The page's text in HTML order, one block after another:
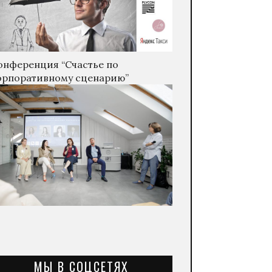
“Счастье по
сценарию”
МЫ В СОЦСЕТЯХ